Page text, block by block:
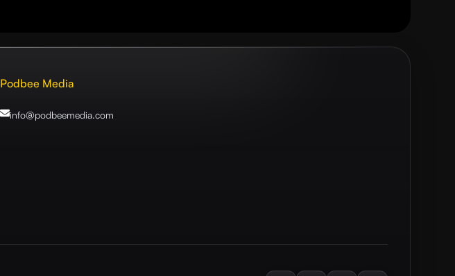
Podbee Media
info@podbeemedia.com